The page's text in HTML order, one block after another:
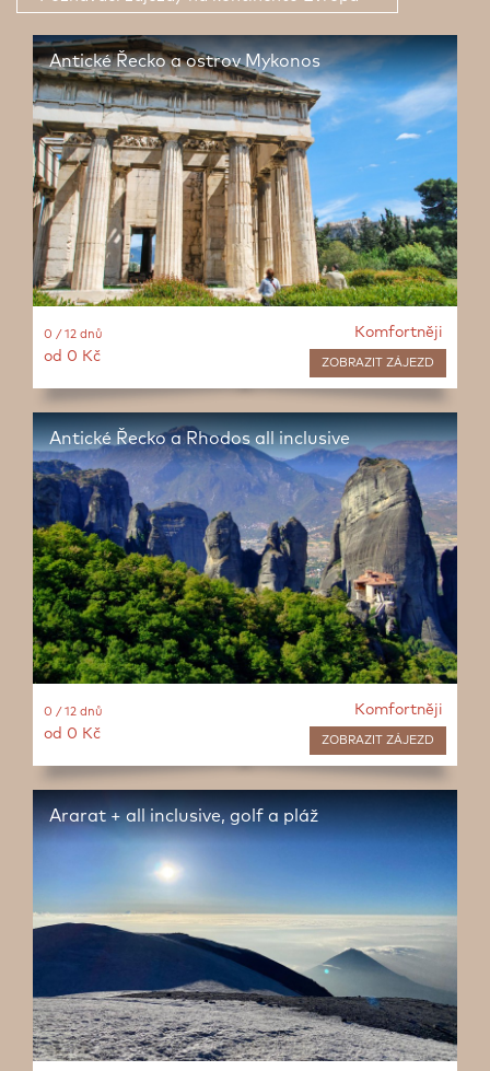
Antické Řecko a ostrov Mykonos
Komfortněji
ZOBRAZIT ZÁJEZD
0 / 12 dnů
od 0 Kč
Antické Řecko a Rhodos all inclusive
Komfortněji
ZOBRAZIT ZÁJEZD
0 / 12 dnů
od 0 Kč
Ararat + all inclusive, golf a pláž